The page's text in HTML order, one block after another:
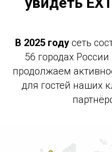
В 2025 году сеть
56 городах
продолжаем
для гостей наших